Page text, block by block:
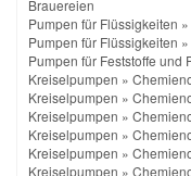
Brauereien
Pumpen für Flüssigkeiten »
Pumpen für Flüssigkeiten »
Pumpen für Feststoffe und
Kreiselpumpen »
Kreiselpumpen »
Kreiselpumpen »
Kreiselpumpen »
Kreiselpumpen »
Kreiselpumpen »